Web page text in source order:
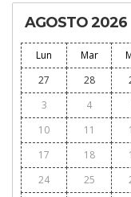
AGOSTO 2026
Lun Mar
27
28
3
4
10
11
17
18
24
25